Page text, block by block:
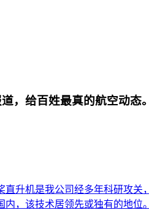
，给百姓最真的航空动态。
升机是我公司经多年科研攻
，该技术居领先或独有的地